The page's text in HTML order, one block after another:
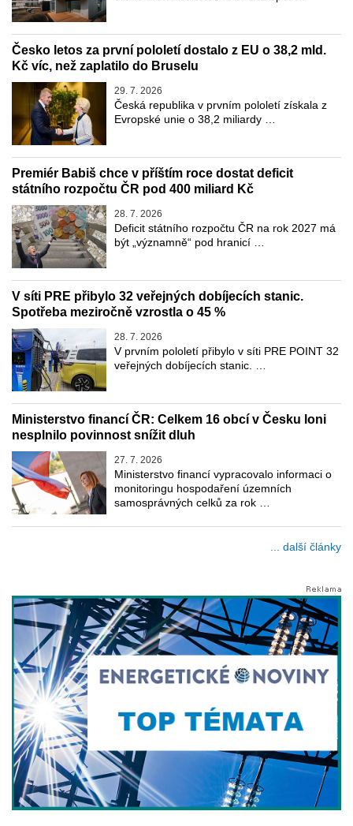
Česko letos za první pololetí dostalo z EU o 38,2 mld.
Kč víc, než zaplatilo do Bruselu
29. 7. 2026
Česká republika v prvním pololetí získala z
Evropské unie o 38,2 miliardy …
Premiér Babiš chce v příštím roce dostat deficit
státního rozpočtu ČR pod 400 miliard Kč
28. 7. 2026
Deficit státního rozpočtu ČR na rok 2027 má
být „významně“ pod hranicí …
V síti PRE přibylo 32 veřejných dobíjecích stanic.
Spotřeba meziročně vzrostla o 45 %
28. 7. 2026
V prvním pololetí přibylo v síti PRE POINT 32
veřejných dobíjecích stanic. …
Ministerstvo financí ČR: Celkem 16 obcí v Česku loni
nesplnilo povinnost snížit dluh
27. 7. 2026
Ministerstvo financí vypracovalo informaci o
monitoringu hospodaření územních
samosprávných celků za rok …
... další články